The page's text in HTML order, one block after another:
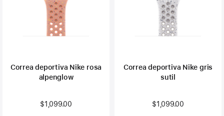
Correa deportiva Nike rosa
alpenglow
$1,099.00
Correa deportiva Nike gris
sutil
$1,099.00